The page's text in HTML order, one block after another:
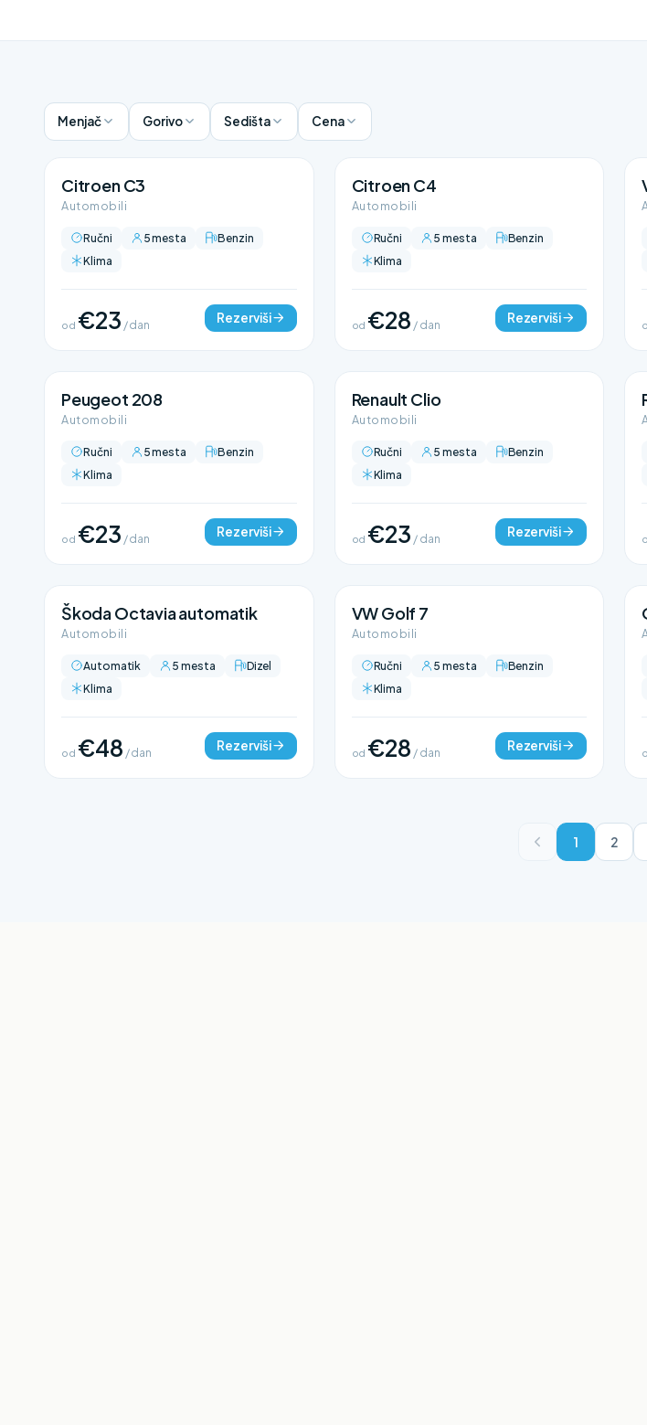
Menjač Gorivo Sedišta Cena
Citroen C3
Automobili
Ručni 5 mesta
Benzin
Klima
od €23 / dan Rezerviši
Citroen C4
Automobili
Ručni 5 mesta
Benzin
Klima
od €28 / dan Rezerviši
Peugeot 208
Automobili
Ručni 5 mesta
Benzin
Klima
od €23 / dan Rezerviši
Renault Clio
Automobili
Ručni 5 mesta
Benzin
Klima
od €23 / dan Rezerviši
Škoda Octavia automatik
Automobili
Automatik 5 mesta
Dizel
Klima
od €48 / dan Rezerviši
VW Golf 7
Automobili
Ručni 5 mesta
Benzin
Klima
od €28 / dan Rezerviši
1 2